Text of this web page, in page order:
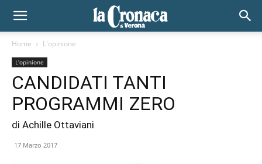
Home L'opinione
L'opinione
CANDIDATI TANTI
PROGRAMMI ZERO
di Achille Ottaviani
17 Marzo 2017